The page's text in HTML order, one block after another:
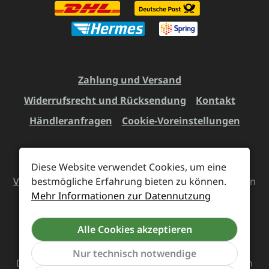
Zahlung und Versand
Widerrufsrecht und Rücksendung
Kontakt
Händleranfragen
Cookie-Voreinstellungen
Alle Preise inkl. gesetzl. Mehrwertsteuer zzgl.
Versandkostenund ggf. Nachnahmegebühren, wenn
nicht anders angegeben.
Vertrag widerrufen
Das Team von Supreme Chaos Records rockt diesen
Diese Website verwendet Cookies, um eine
bestmögliche Erfahrung bieten zu können.
Mehr Informationen zur Datennutzung
Alle Cookies akzeptieren
Nur technisch notwendige